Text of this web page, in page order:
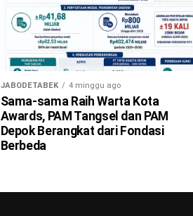
JABODETABEK 4 minggu ago
Sama-sama Raih Warta Kota
Awards, PAM Tangsel dan PAM
Depok Berangkat dari Fondasi
Berbeda